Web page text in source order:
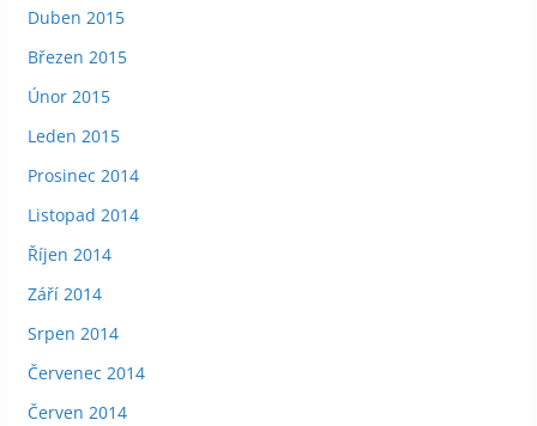
Duben 2015
Březen 2015
Únor 2015
Leden 2015
Prosinec 2014
Listopad 2014
Říjen 2014
Září 2014
Srpen 2014
Červenec 2014
Červen 2014